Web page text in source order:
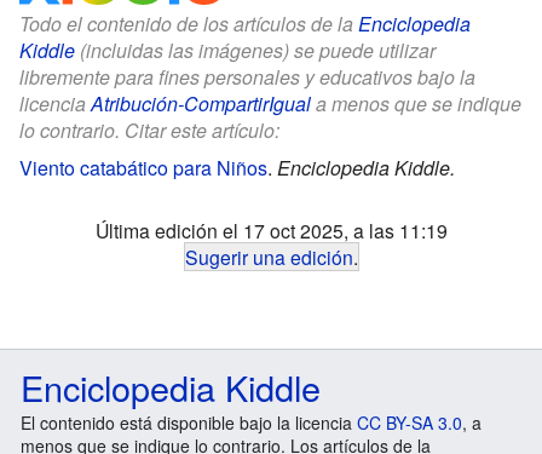
Todo el contenido de los artículos de la Enciclopedia
Kiddle (incluidas las imágenes) se puede utilizar
libremente para fines personales y educativos bajo la
licenciaAtribución-CompartirIguala menos que se indique
lo contrario. Citar este artículo:
Viento catabático para Niños. Enciclopedia Kiddle.
Última edición el 17 oct 2025, a las 11:19
Sugerir una edición.
Enciclopedia Kiddle
El contenido está disponible bajo la licencia CC BY-SA 3.0, a
menos que se indique lo contrario. Los artículos de la